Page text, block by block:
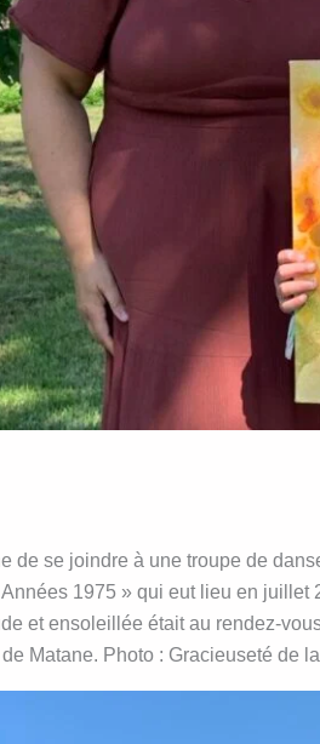
de se joindre à une troupe de
1975 » qui eut lieu en
et ensoleillée était au rendez-
Matane. Photo : Gracieuseté de